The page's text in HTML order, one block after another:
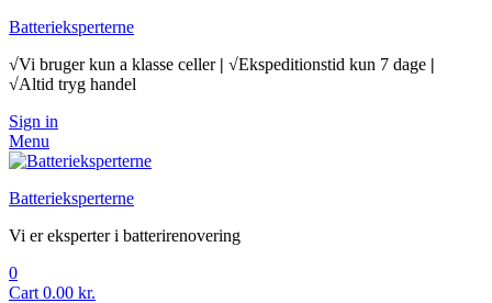
Batterieksperterne
√Vi bruger kun a klasse celler | √Ekspeditionstid kun 7 dage |
√Altid tryg handel
Sign in
Menu
Batterieksperterne
Vi er eksperter i batterirenovering
0
Cart 0.00 kr.